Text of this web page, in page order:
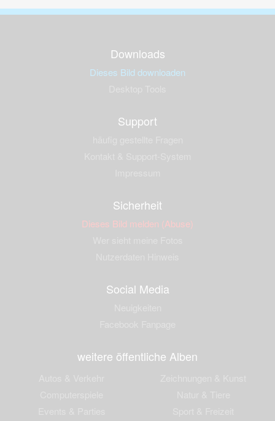
Downloads
Dieses Bild downloaden
Support
Sicherheit
Dieses Bild melden (Abuse)
Social Media
weitere öffentliche Alben